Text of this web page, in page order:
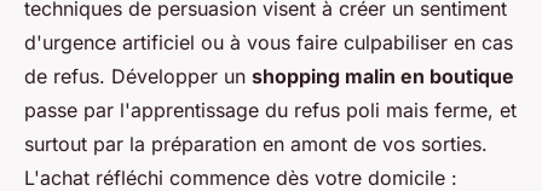
techniques de persuasion visent à créer un sentiment
d'urgence artificiel ou à vous faire culpabiliser en cas
de refus. Développer un shopping malin en boutique
passe par l'apprentissage du refus poli mais ferme, et
surtout par la préparation en amont de vos sorties.
L'achat réfléchi commence dès votre domicile :